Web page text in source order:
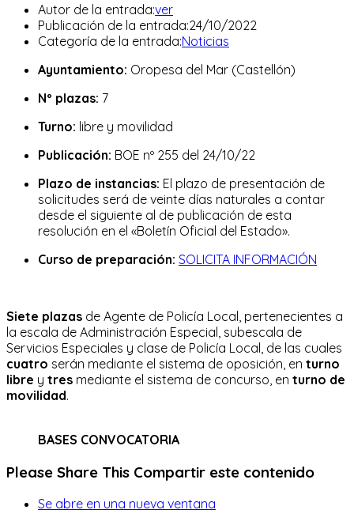
Autor de la entrada:ver
Publicación de la entrada:24/10/2022
Categoría de la entrada:Noticias
Ayuntamiento: Oropesa del Mar (Castellón)
Nº plazas: 7
Turno: libre y movilidad
Publicación: BOE nº 255 del 24/10/22
Plazo de instancias: El plazo de presentación de
solicitudes será de veinte días naturales a contar
desde el siguiente al de publicación de esta
resolución en el «Boletín Oficial del Estado».
Curso de preparación: SOLICITA INFORMACIÓN
Siete plazas de Agente de Policía Local, pertenecientes a
la escala de Administración Especial, subescala de
Servicios Especiales y clase de Policía Local, de las cuales
cuatro serán mediante el sistema de oposición, en turno
libre y tres mediante el sistema de concurso, en turno de
movilidad.
BASES CONVOCATORIA
Please Share This Compartir este contenido
Se abre en una nueva ventana